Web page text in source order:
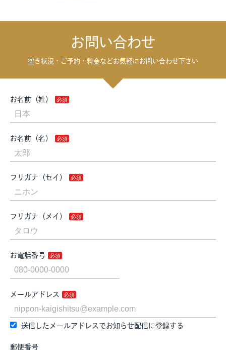
お問い合わせ
空き状況・ご予約・料金などお気軽にお問い合わせ下さい
お名前（姓）
お名前（名）
フリガナ（セイ）
フリガナ（メイ）
お電話番号
メールアドレス
送信したメールアドレスでお知らせ配信に登録する
郵便番号